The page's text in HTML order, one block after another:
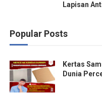
Lapisan
Popular Posts
Kertas
Dunia